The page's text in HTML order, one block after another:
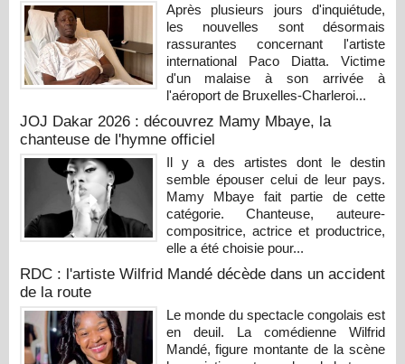
Après plusieurs jours d'inquiétude,
les nouvelles sont désormais
rassurantes concernant l'artiste
international Paco Diatta. Victime
d'un malaise à son arrivée à
l'aéroport de Bruxelles-Charleroi...
JOJ Dakar 2026 : découvrez Mamy Mbaye, la
chanteuse de l'hymne officiel
Il y a des artistes dont le destin
semble épouser celui de leur pays.
Mamy Mbaye fait partie de cette
catégorie. Chanteuse, auteure-
compositrice, actrice et productrice,
elle a été choisie pour...
RDC : l'artiste Wilfrid Mandé décède dans un accident
de la route
Le monde du spectacle congolais est
en deuil. La comédienne Wilfrid
Mandé, figure montante de la scène